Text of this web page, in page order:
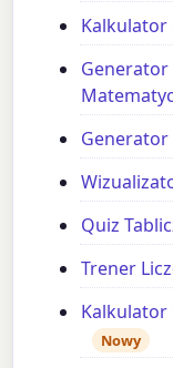
Kalkulator
Generator
Generator
Quiz
Trener
Kalkulator
Nowy